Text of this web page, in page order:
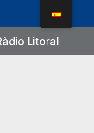
Litoral